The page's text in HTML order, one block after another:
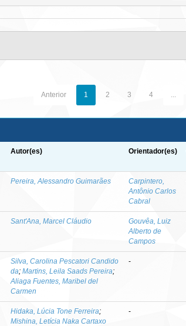
Anterior 1 2 3 4 ...
Autor(es) Orientador(es)
Pereira, Alessandro Guimarães
Carpintero,
Antônio Carlos
Cabral
Sant'Ana, Marcel Cláudio
Gouvêa, Luiz
Alberto de
Campos
Silva, Carolina Pescatori Candido
da;Martins, Leila Saads Pereira;
Aliaga Fuentes, Maribel del
Carmen
-
Hidaka, Lúcia Tone Ferreira;
Mishina, Letícia Naka Cartaxo
-